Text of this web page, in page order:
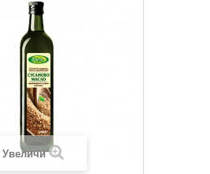
Увеличи